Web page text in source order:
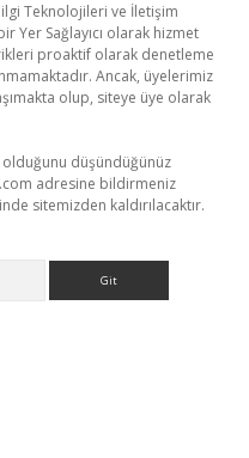
Teknolojileri ve İletişim
Yer Sağlayıcı olarak hizmet
proaktif olarak denetleme
Ancak, üyelerimiz
olup, siteye üye olarak
olduğunu düşündüğünüz
adresine bildirmeniz
sitemizden kaldırılacaktır.